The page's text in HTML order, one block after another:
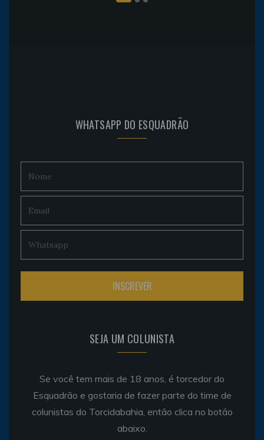
WHATSAPP DO ESQUADRÃO
SEJA UM COLUNISTA
Se você tem mais de 18 anos, é torcedor do
Esquadrão e gostaria de fazer parte do time de
colunistas do Torcidabahia, então clica no botão
abaixo.